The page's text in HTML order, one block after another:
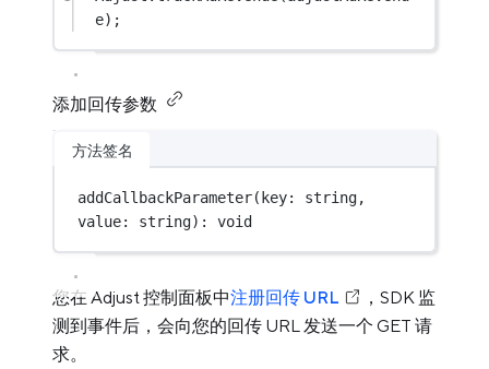
e);
添加回传参数
方法签名
addCallbackParameter(key: string,
value: string): void
您在 Adjust 控制面板中注册回传 URL
，SDK 监
测到事件后，会向您的回传 URL 发送一个 GET 请
求。